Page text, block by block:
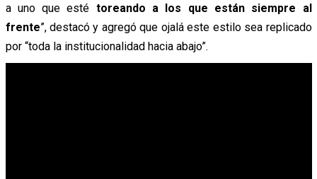
a uno que esté toreando a los que están siempre al
frente”, destacó y agregó que ojalá este estilo sea replicado
por “toda la institucionalidad hacia abajo”.